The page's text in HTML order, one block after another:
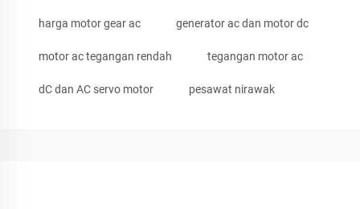
harga motor gear ac generator ac dan motor dc
motor ac tegangan rendah tegangan motor ac
dC dan AC servo motor pesawat nirawak